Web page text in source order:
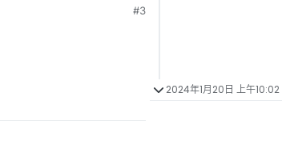
#3
2024年1月20日 上午10:02